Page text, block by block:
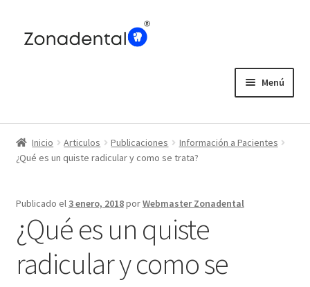
Menú
Blog
Inicio Articulos Publicaciones
Información a Pacientes
¿Qué es un quiste radicular y como se trata?
Publicado el 3 enero, 2018porWebmaster Zonadental
¿Qué es un quiste
radicular y como se